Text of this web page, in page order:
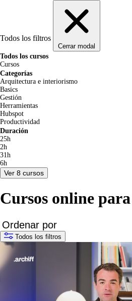
Todos los filtros
Cerrar modal
Todos los cursos
Cursos
Categorías
Arquitectura e interiorismo
Basics
Gestión
Herramientas
Hubspot
Productividad
Duración
25h
2h
31h
6h
Ver 8 cursos
Cursos online
Todos los filtros